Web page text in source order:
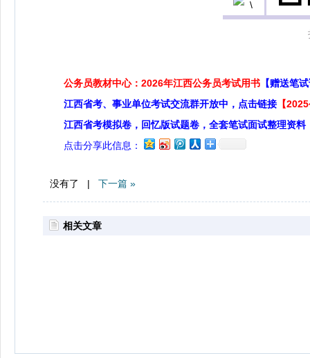
公务员教材中心：2026年江西公务员考试用书 【赠送笔
江西省考、事业单位考试交流群开放中，点击链接 【
江西省考模拟卷，回忆版试题卷，全套笔试面试整理资料
点击分享此信息：
没有了 | 下一篇 »
相关文章